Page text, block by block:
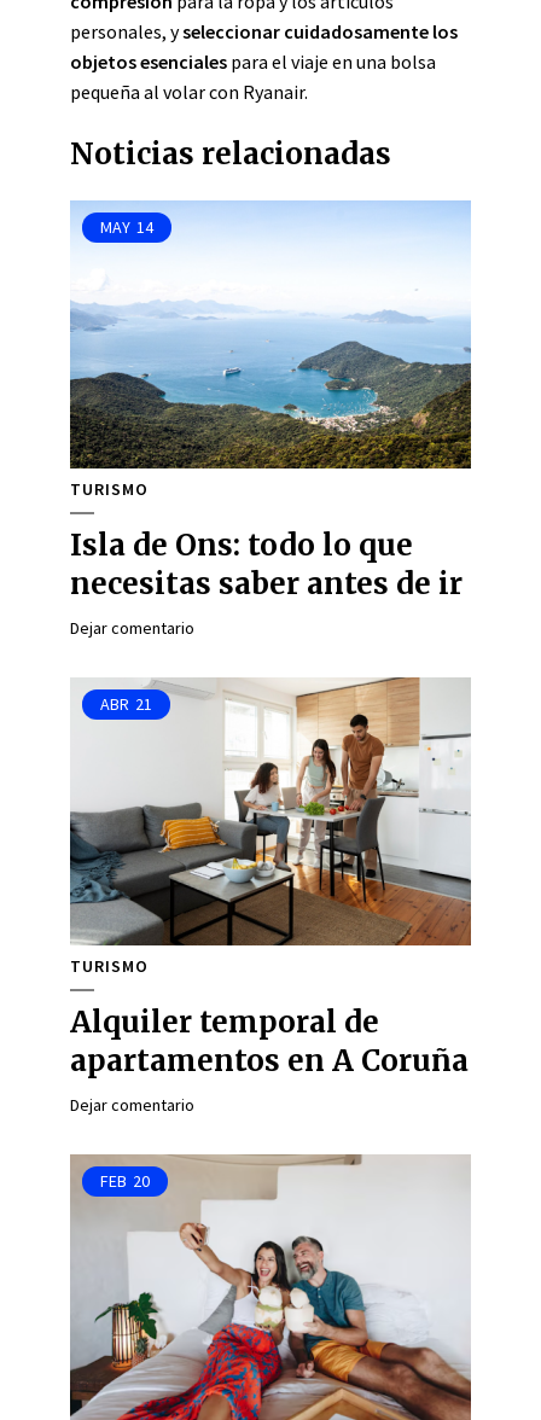
personales, yseleccionar cuidadosamente los
objetos esenciales para el viaje en una bolsa
pequeña al volar con Ryanair.
Noticias relacionadas
MAY 14
TURISMO
Isla de Ons: todo lo que
necesitas saber antes de ir
Dejar comentario
ABR 21
TURISMO
Alquiler temporal de
apartamentos en A Coruña
Dejar comentario
FEB 20